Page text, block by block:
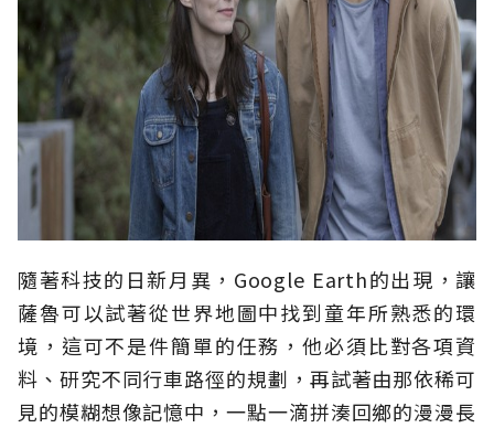
隨著科技的日新月異，Google Earth的出現，讓
薩魯可以試著從世界地圖中找到童年所熟悉的環
境，這可不是件簡單的任務，他必須比對各項資
料、研究不同行車路徑的規劃，再試著由那依稀可
見的模糊想像記憶中，一點一滴拼湊回鄉的漫漫長